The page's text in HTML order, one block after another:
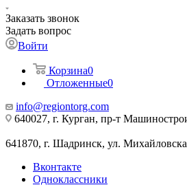
Заказать звонок
Задать вопрос
Войти
Корзина0
Отложенные0
info@regiontorg.com
640027, г. Курган, пр-т
641870, г. Шадринск, ул.
Вконтакте
Одноклассники